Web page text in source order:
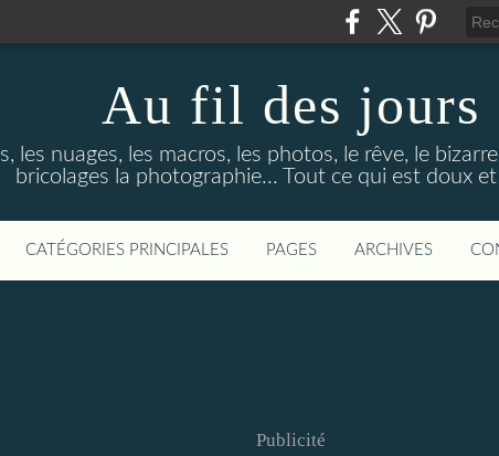
Au fil des jours
les nuages, les macros, les photos, le rêve, le
bricolages la photographie... Tout ce qui est doux
CATÉGORIES PRINCIPALES PAGES ARCHIVES
Publicité